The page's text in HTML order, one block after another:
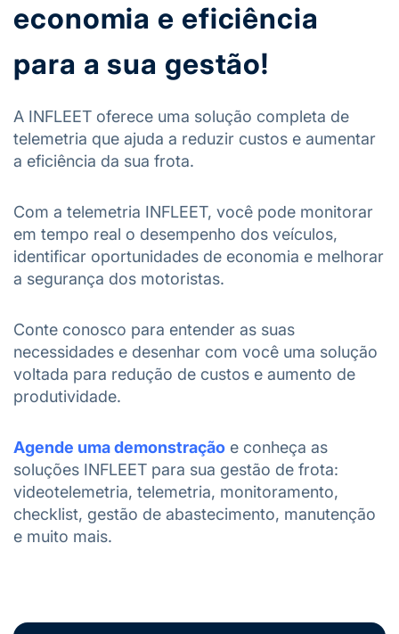
economia e eficiência
para a sua gestão!
A INFLEET oferece uma solução completa de
telemetria que ajuda a reduzir custos e aumentar
a eficiência da sua frota.
Com a telemetria INFLEET, você pode monitorar
em tempo real o desempenho dos veículos,
identificar oportunidades de economia e melhorar
a segurança dos motoristas.
Conte conosco para entender as suas
necessidades e desenhar com você uma solução
voltada para redução de custos e aumento de
produtividade.
Agende uma demonstração e conheça as
soluções INFLEET para sua gestão de frota:
videotelemetria, telemetria, monitoramento,
checklist, gestão de abastecimento, manutenção
e muito mais.